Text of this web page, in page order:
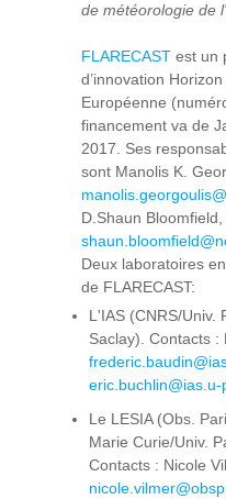
de météorologie de
FLARECAST est un
d’innovation
Européenne
financement va de
2017. Ses
sont Manolis K.
D.Shaun Bloomfield,
Deux laboratoires
de FLARECAST:
L'IAS (CNRS/Univ.
Saclay). Contacts :
eric.buchlin@ias.u-
Le LESIA (Obs.
Marie Curie/Univ.
Contacts : Nicole